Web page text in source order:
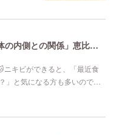
「ニキビができる場所でわかる？身体の内側との関係」恵比寿で口コミNo 1美容鍼灸ならmeilong
ニキビができると、「最近食
」と気になる方も多いので…